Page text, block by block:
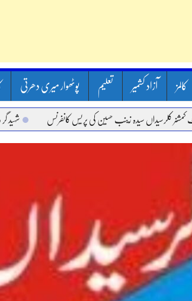
کالمز آزاد کشمیر تعلیم پوٹھوار میری دھرتی
سیدہ زینب حسین کی پریس کانفرنس شہید گر وپ